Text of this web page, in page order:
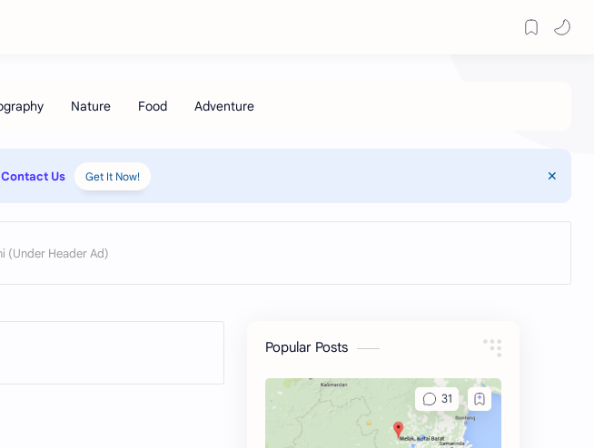
Contact Us Get It Now!
Popular Posts